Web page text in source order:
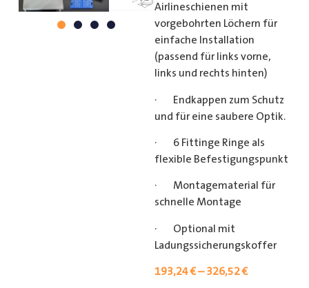
Airlineschienen mit
vorgebohrten Löchern für
einfache Installation
(passend für links vorne,
links und rechts hinten)
· Endkappen zum Schutz
und für eine saubere Optik.
· 6 Fittinge Ringe als
flexible Befestigungspunkt
· Montagematerial für
schnelle Montage
· Optional mit
Ladungssicherungskoffer
193,24€–326,52€